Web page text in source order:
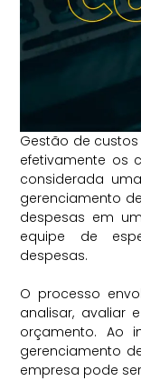
Gestão de
efetivamente os
considerada
gerenciamento
despesas em
equipe de
despesas.
O processo
analisar, avaliar
orçamento. Ao
gerenciamento
empresa pode